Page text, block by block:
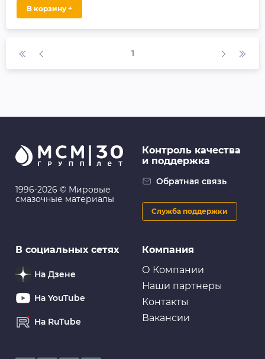
В корзину +
1
1996-2026 © Мировые
смазочные материалы
Компания
О Компании
Наши партнеры
Контакты
Вакансии
Контроль качества
и поддержка
Обратная связь
Служба поддержки
В социальных сетях
На Дзене
На YouTube
На RuTube